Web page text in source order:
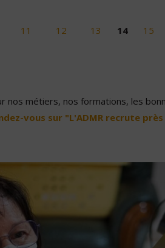
11 12 13 14 15
nos métiers, nos formations, les
vous sur "L'ADMR recrute